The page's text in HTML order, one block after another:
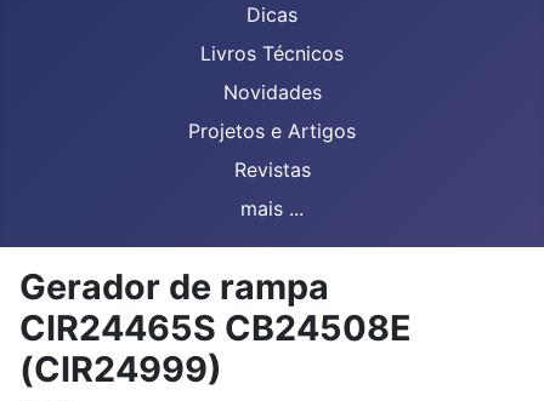
Dicas
Livros Técnicos
Novidades
Projetos e Artigos
Revistas
mais ...
Gerador de rampa
CIR24465S CB24508E
(CIR24999)